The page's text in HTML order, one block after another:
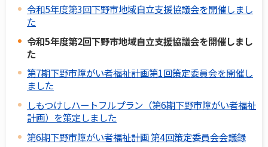
令和5年度第3回下野市地域自立支援協議会を開催しまし
た
令和5年度第2回下野市地域自立支援協議会を開催しまし
た
第7期下野市障がい者福祉計画第1回策定委員会を開催し
ました
しもつけしハートフルプラン（第6期下野市障がい者福祉
計画）を策定しました
第6期下野市障がい者福祉計画 第4回策定委員会会議録